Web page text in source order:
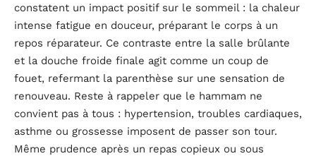
constatent un impact positif sur le sommeil : la chaleur
intense fatigue en douceur, préparant le corps à un
repos réparateur. Ce contraste entre la salle brûlante
et la douche froide finale agit comme un coup de
fouet, refermant la parenthèse sur une sensation de
renouveau. Reste à rappeler que le hammam ne
convient pas à tous : hypertension, troubles cardiaques,
asthme ou grossesse imposent de passer son tour.
Même prudence après un repas copieux ou sous